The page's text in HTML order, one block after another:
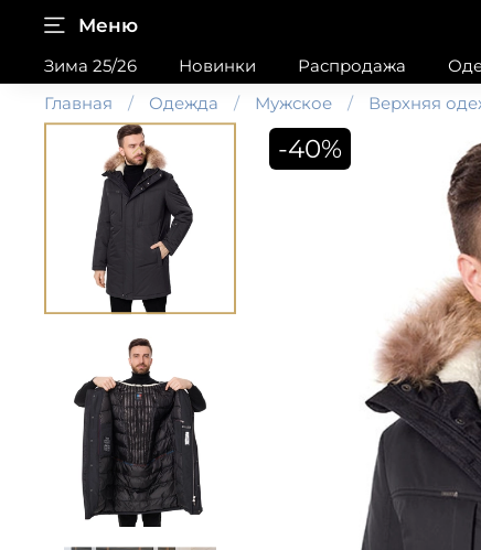
Меню
Зима 25/26 Новинки Распродажа
Главная
Одежда Мужское Верхняя
-40%